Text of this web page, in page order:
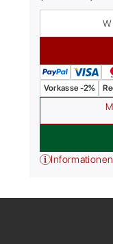
Vorkasse -2%